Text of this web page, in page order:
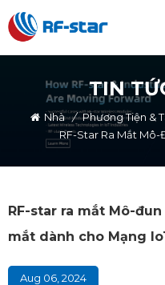
TIN
Nhà / Phương Tiện &
RF-star ra mắt Mô-đun
mắt dành cho Mạng
Aug 06, 2024